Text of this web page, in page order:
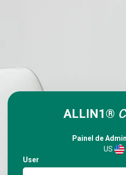
ALLIN1®
Painel de
US
User